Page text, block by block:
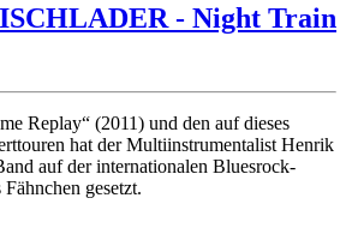
- Night Train
Replay“ (2011) und den auf dieses
hat der Multiinstrumentalist Henrik
auf der internationalen Bluesrock-
gesetzt.